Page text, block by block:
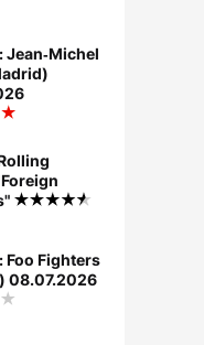
Jean‐Michel
Foo Fighters
08.07.2026